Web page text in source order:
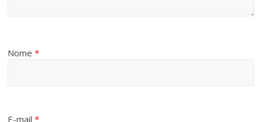
Nome*
E-mail*